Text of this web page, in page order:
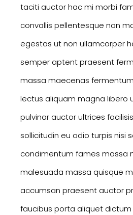
taciti auctor hac mi morbi
convallis pellentesque non
egestas ut non ullamcorper
semper aptent praesent
massa maecenas
lectus aliquam magna libero
pulvinar auctor ultrices
sollicitudin eu odio turpis nisi
condimentum fames massa
malesuada massa quisque
accumsan praesent auctor
faucibus porta aliquet